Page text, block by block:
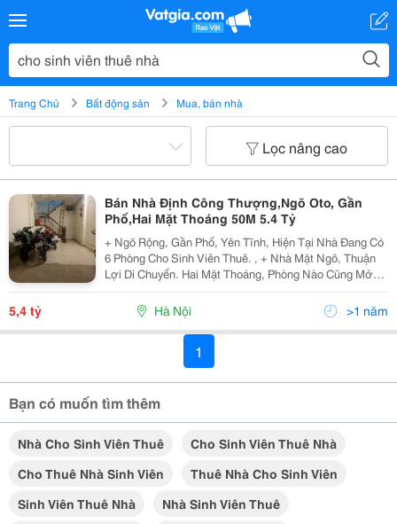
Trang Chủ Bất động sản Mua, bán nhà
Lọc nâng cao
Bán Nhà Định Công Thượng,Ngõ Oto, Gần
Phố,Hai Mặt Thoáng 50M 5.4 Tỷ
+ Ngõ Rộng, Gần Phố, Yên Tĩnh, Hiện Tại Nhà Đang Có
6 Phòng Cho Sinh Viên Thuê. , + Nhà Mặt Ngõ, Thuận
Lợi Di Chuyển. Hai Mặt Thoáng, Phòng Nào Cũng Mở
Cửa Sổ ., , Thiết Kế : , , + Tầng 1 + Bếp + Vs., + Tầng 2,
5,4 tỷ Hà Nội >1 năm
1
Bạn có muốn tìm thêm
Nhà Cho Sinh Viên Thuê
Cho Sinh Viên Thuê Nhà
Cho Thuê Nhà Sinh Viên
Thuê Nhà Cho Sinh Viên
Sinh Viên Thuê Nhà
Nhà Sinh Viên Thuê